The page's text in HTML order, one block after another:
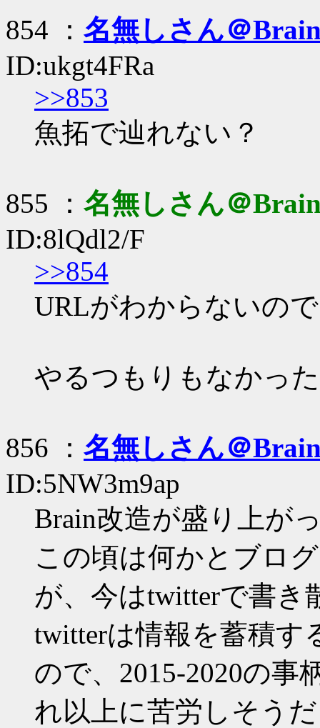
854 ： 名無しさん＠
ID:ukgt4FRa
>>853
魚拓で辿れない？
855 ： 名無しさん＠
ID:8lQdl2/F
>>854
URLがわからないの
やるつもりもなかっ
856 ： 名無しさん＠
ID:5NW3m9ap
Brain改造が盛り上が
この頃は何かとブロ
が、今はtwitterで書き
twitterは情報を蓄積す
ので、2015-2020の事
れ以上に苦労しそう